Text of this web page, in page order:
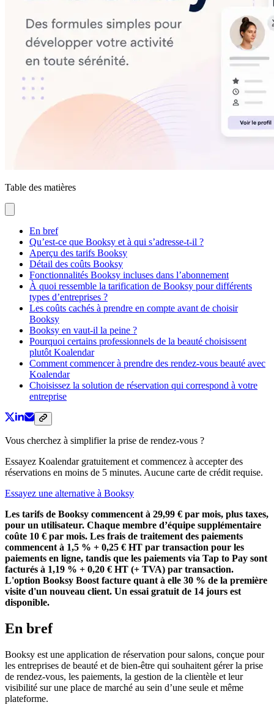
Table des matières
En bref
Qu’est-ce que Booksy et à qui s’adresse-t-il ?
Aperçu des tarifs Booksy
Détail des coûts Booksy
Fonctionnalités Booksy incluses dans l’abonnement
À quoi ressemble la tarification de Booksy pour différents
types d’entreprises ?
Les coûts cachés à prendre en compte avant de choisir
Booksy
Booksy en vaut-il la peine ?
Pourquoi certains professionnels de la beauté choisissent
plutôt Koalendar
Comment commencer à prendre des rendez-vous beauté avec
Koalendar
Choisissez la solution de réservation qui correspond à votre
entreprise
Vous cherchez à simplifier la prise de rendez-vous ?
Essayez Koalendar gratuitement et commencez à accepter des
réservations en moins de 5 minutes. Aucune carte de crédit requise.
Essayez une alternative à Booksy
Les tarifs de Booksy commencent à 29,99 € par mois, plus taxes,
pour un utilisateur. Chaque membre d’équipe supplémentaire
coûte 10 € par mois. Les frais de traitement des paiements
commencent à 1,5 % + 0,25 € HT par transaction pour les
paiements en ligne, tandis que les paiements via Tap to Pay sont
facturés à 1,19 % + 0,20 € HT (+ TVA) par transaction.
L'option Booksy Boost facture quant à elle 30 % de la première
visite d'un nouveau client. Un essai gratuit de 14 jours est
disponible.
En bref
Booksy est une application de réservation pour salons, conçue pour
les entreprises de beauté et de bien-être qui souhaitent gérer la prise
de rendez-vous, les paiements, la gestion de la clientèle et leur
visibilité sur une place de marché au sein d’une seule et même
plateforme.